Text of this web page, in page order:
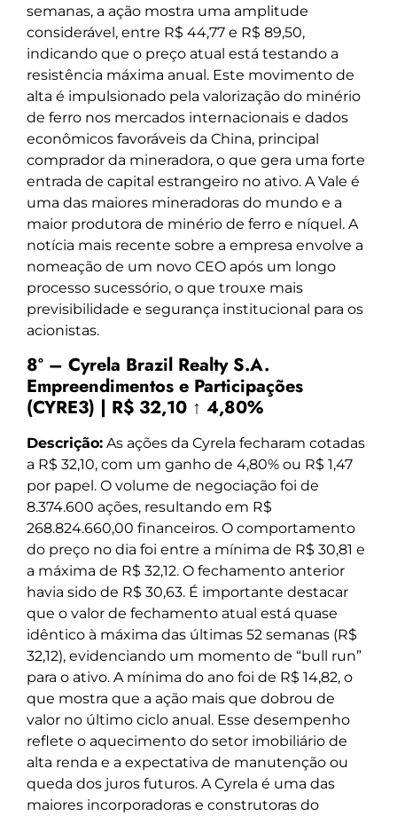
semanas, a ação mostra uma amplitude
considerável, entre R$ 44,77 e R$ 89,50,
indicando que o preço atual está testando a
resistência máxima anual. Este movimento de
alta é impulsionado pela valorização do minério
de ferro nos mercados internacionais e dados
econômicos favoráveis da China, principal
comprador da mineradora, o que gera uma forte
entrada de capital estrangeiro no ativo. A Vale é
uma das maiores mineradoras do mundo e a
maior produtora de minério de ferro e níquel. A
notícia mais recente sobre a empresa envolve a
nomeação de um novo CEO após um longo
processo sucessório, o que trouxe mais
previsibilidade e segurança institucional para os
acionistas.
8º – Cyrela Brazil Realty S.A.
Empreendimentos e Participações
(CYRE3) | R$ 32,10 ↑ 4,80%
Descrição: As ações da Cyrela fecharam cotadas
a R$ 32,10, com um ganho de 4,80% ou R$ 1,47
por papel. O volume de negociação foi de
8.374.600 ações, resultando em R$
268.824.660,00 financeiros. O comportamento
do preço no dia foi entre a mínima de R$ 30,81 e
a máxima de R$ 32,12. O fechamento anterior
havia sido de R$ 30,63. É importante destacar
que o valor de fechamento atual está quase
idêntico à máxima das últimas 52 semanas (R$
32,12), evidenciando um momento de “bull run”
para o ativo. A mínima do ano foi de R$ 14,82, o
que mostra que a ação mais que dobrou de
valor no último ciclo anual. Esse desempenho
reflete o aquecimento do setor imobiliário de
alta renda e a expectativa de manutenção ou
queda dos juros futuros. A Cyrela é uma das
maiores incorporadoras e construtoras do